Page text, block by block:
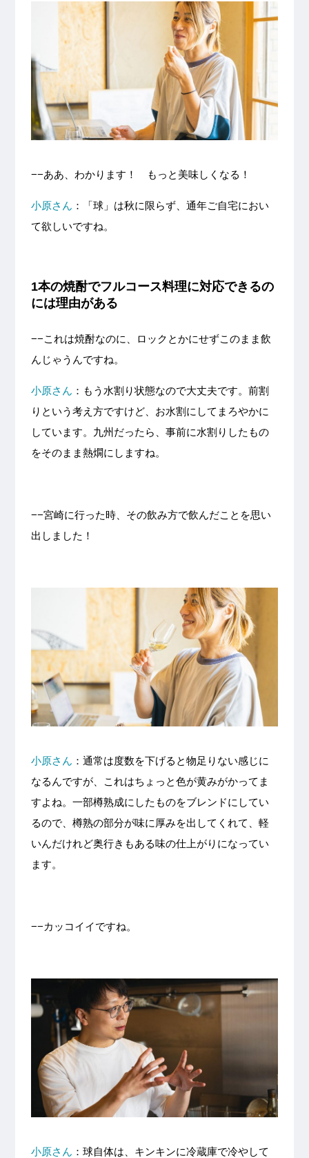
−−ああ、わかります！ もっと美味しくなる！
小原さん ：「球」は秋に限らず、通年ご自宅におい
て欲しいですね。
1本の焼酎でフルコース料理に対応できるの
には理由がある
−−これは焼酎なのに、ロックとかにせずこのまま飲
んじゃうんですね。
小原さん ：もう水割り状態なので大丈夫です。前割
りという考え方ですけど、お水割にしてまろやかに
しています。九州だったら、事前に水割りしたもの
をそのまま熱燗にしますね。
−−宮崎に行った時、その飲み方で飲んだことを思い
出しました！
小原さん ：通常は度数を下げると物足りない感じに
なるんですが、これはちょっと色が黄みがかってま
すよね。一部樽熟成にしたものをブレンドにしてい
るので、樽熟の部分が味に厚みを出してくれて、軽
いんだけれど奥行きもある味の仕上がりになってい
ます。
−−カッコイイですね。
小原さん ：球自体は、キンキンに冷蔵庫で冷やして